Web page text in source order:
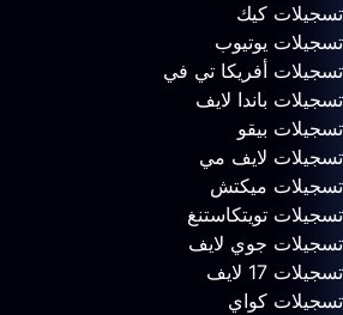
تسجيلات كيك
تسجيلات يوتيوب
تسجيلات أفريكا تي في
تسجيلات باندا لايف
تسجيلات بيقو
تسجيلات لايف مي
تسجيلات ميكتش
تسجيلات تويتكاستنغ
تسجيلات جوي لايف
تسجيلات 17 لايف
تسجيلات كواي